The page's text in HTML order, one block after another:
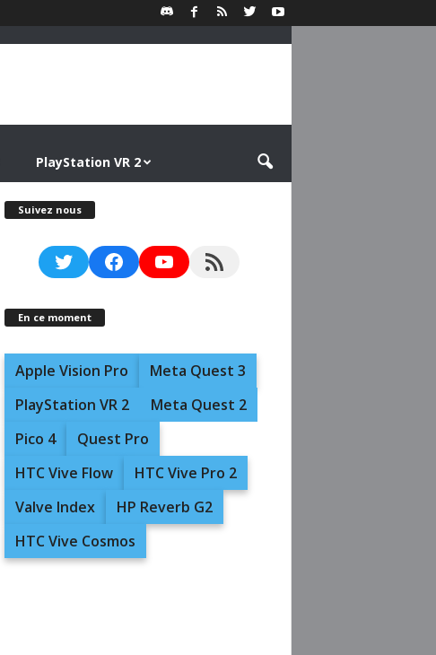
PlayStation VR 2
Suivez nous
TwitterFacebookYouTubeRSS Feed
En ce moment
Apple Vision Pro
Meta Quest 3
PlayStation VR 2
Meta Quest 2
Pico 4
Quest Pro
HTC Vive Flow
HTC Vive Pro 2
Valve Index
HP Reverb G2
HTC Vive Cosmos